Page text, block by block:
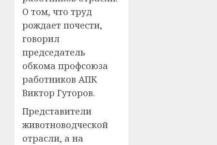
О том, что труд
рождает почести,
говорил
председатель
обкома профсоюза
работников АПК
Виктор Гуторов.
Представители
животноводческой
отрасли, а на